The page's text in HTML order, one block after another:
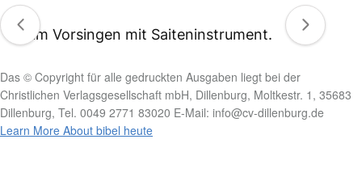
Zum Vorsingen mit Saiteninstrument.
Das © Copyright für alle gedruckten Ausgaben liegt bei der
Christlichen Verlagsgesellschaft mbH, Dillenburg, Moltkestr. 1, 35683
Dillenburg, Tel. 0049 2771 83020 E-Mail: info@cv-dillenburg.de
Learn More About bibel heute